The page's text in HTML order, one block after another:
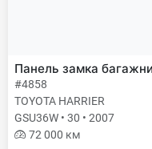
Панель замка
#4858
TOYOTA HARRIER
GSU36W • 30 • 2007
72 000 км